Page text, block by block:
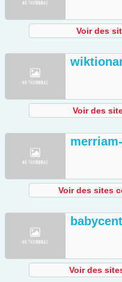
Voir des
Voir des
Voir des sites
Voir des